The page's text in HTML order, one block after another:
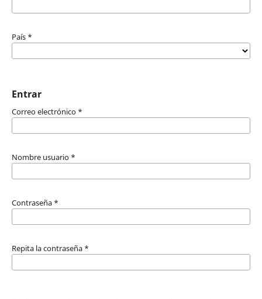
País *
Entrar
Correo electrónico *
Nombre usuario *
Contraseña *
Repita la contraseña *